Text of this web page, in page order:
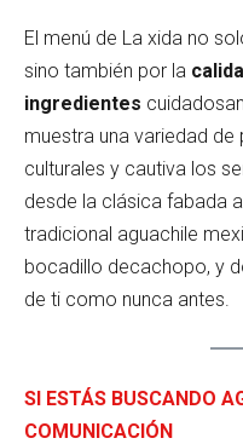
El menú de La xida no
sino también por la
ingredientes
muestra una variedad
culturales y cautiva los
desde la clásica fabada
tradicional aguachile
bocadillo decachopo, y
de ti como nunca antes.
SI ESTÁS BUSCANDO
COMUNICACIÓN